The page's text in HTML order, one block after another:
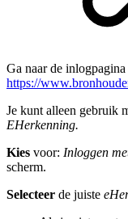
Ga naar de
https://
Je kunt alleen gebruik
EHerkenning.
Kies voor: Inloggen
scherm.
Selecteer de juiste